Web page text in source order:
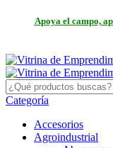
Apoya el campo,
Categoría
Accesorios
Agroindustrial